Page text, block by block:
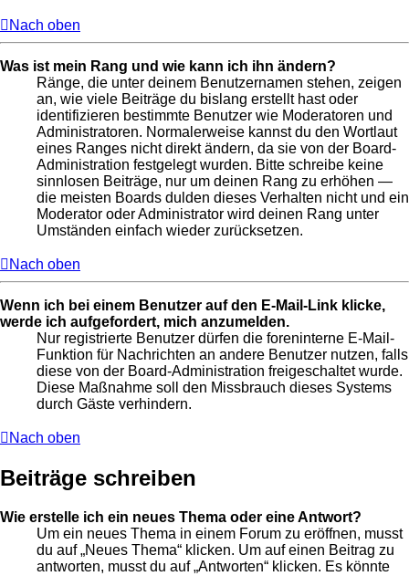
Nach oben
Was ist mein Rang und wie kann ich ihn ändern?
Ränge, die unter deinem Benutzernamen stehen, zeigen
an, wie viele Beiträge du bislang erstellt hast oder
identifizieren bestimmte Benutzer wie Moderatoren und
Administratoren. Normalerweise kannst du den Wortlaut
eines Ranges nicht direkt ändern, da sie von der Board-
Administration festgelegt wurden. Bitte schreibe keine
sinnlosen Beiträge, nur um deinen Rang zu erhöhen —
die meisten Boards dulden dieses Verhalten nicht und ein
Moderator oder Administrator wird deinen Rang unter
Umständen einfach wieder zurücksetzen.
Nach oben
Wenn ich bei einem Benutzer auf den E-Mail-Link klicke,
werde ich aufgefordert, mich anzumelden.
Nur registrierte Benutzer dürfen die foreninterne E-Mail-
Funktion für Nachrichten an andere Benutzer nutzen, falls
diese von der Board-Administration freigeschaltet wurde.
Diese Maßnahme soll den Missbrauch dieses Systems
durch Gäste verhindern.
Nach oben
Beiträge schreiben
Wie erstelle ich ein neues Thema oder eine Antwort?
Um ein neues Thema in einem Forum zu eröffnen, musst
du auf „Neues Thema“ klicken. Um auf einen Beitrag zu
antworten, musst du auf „Antworten“ klicken. Es könnte